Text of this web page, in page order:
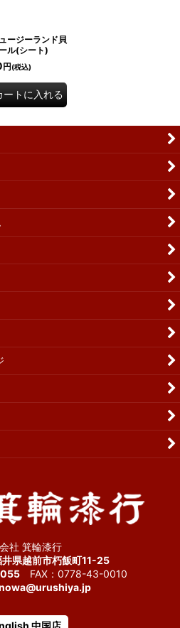
ージーランド貝
ル(シート)
円(税込)
ートに入れる
社 箕輪漆行
県越前市朽飯町11-25
FAX：0778-43-0010
中国店